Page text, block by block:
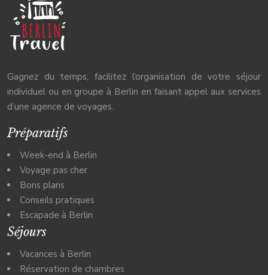
Gagnez du temps, facilitez l’organisation de votre séjour
individuel ou en groupe à Berlin en faisant appel aux services
d’une agence de voyages.
Préparatifs
Week-end à Berlin
Voyage pas cher
Bons plans
Conseils pratiques
Escapade à Berlin
Séjours
Vacances à Berlin
Réservation de chambres